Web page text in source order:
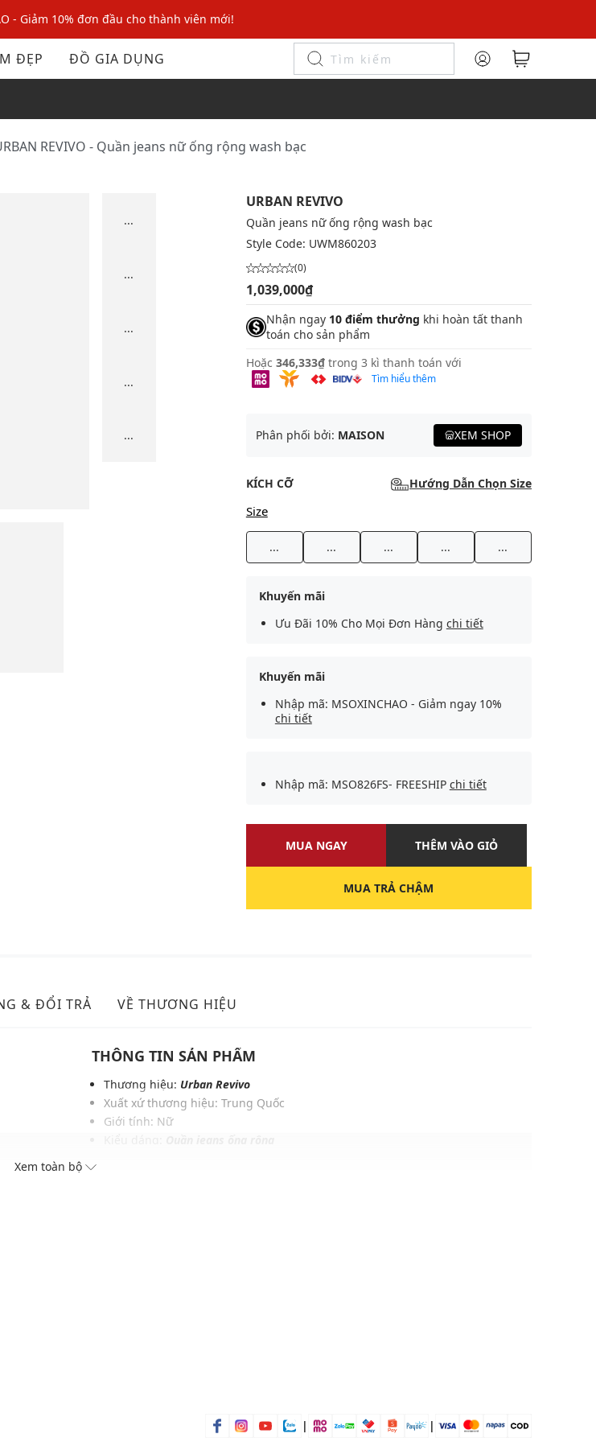
- Giảm 10% đơn đầu cho thành viên mới!
giảm ngay 10% khi thanh toán trực tuyến
- Giảm 10% đơn đầu cho thành viên mới!
ĐẸP ĐỒ GIA DỤNG
URBAN REVIVO - Quần jeans nữ ống rộng wash bạc
...
...
...
...
...
URBAN REVIVO
Quần jeans nữ ống rộng wash bạc
Style Code: UWM860203
(0)
1,039,000₫
Nhận ngay 10 điểm thưởng khi hoàn tất thanh
toán cho sản phẩm
Hoặc 346,333₫ trong 3 kì thanh toán với
Tìm hiểu thêm
Phân phối bởi: MAISON XEM SHOP
KÍCH CỠ Hướng Dẫn Chọn Size
Size
... ... ... ... ...
Khuyến mãi
Ưu Đãi 10% Cho Mọi Đơn Hàng chi tiết
Khuyến mãi
Nhập mã: MSOXINCHAO - Giảm ngay 10%
chi tiết
Nhập mã: MSO826FS- FREESHIP chi tiết
MUA NGAY THÊM VÀO GIỎ
MUA TRẢ CHẬM
& ĐỔI TRẢ VỀ THƯƠNG HIỆU
THÔNG TIN SẢN PHẨM
Thương hiệu: Urban Revivo
Xuất xứ thương hiệu: Trung Quốc
Giới tính: Nữ
Xem toàn bộ
| |